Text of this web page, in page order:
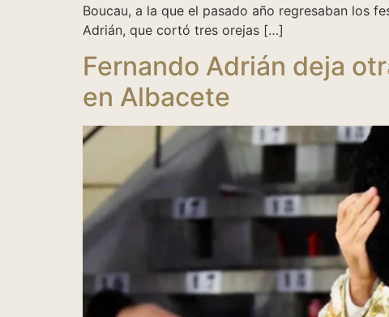
Boucau, a la que el pasado año regresaban los
Adrián, que cortó tres orejas […]
Fernando Adrián deja
en Albacete